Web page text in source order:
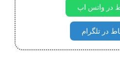
در واتس اپ
در تلگرام